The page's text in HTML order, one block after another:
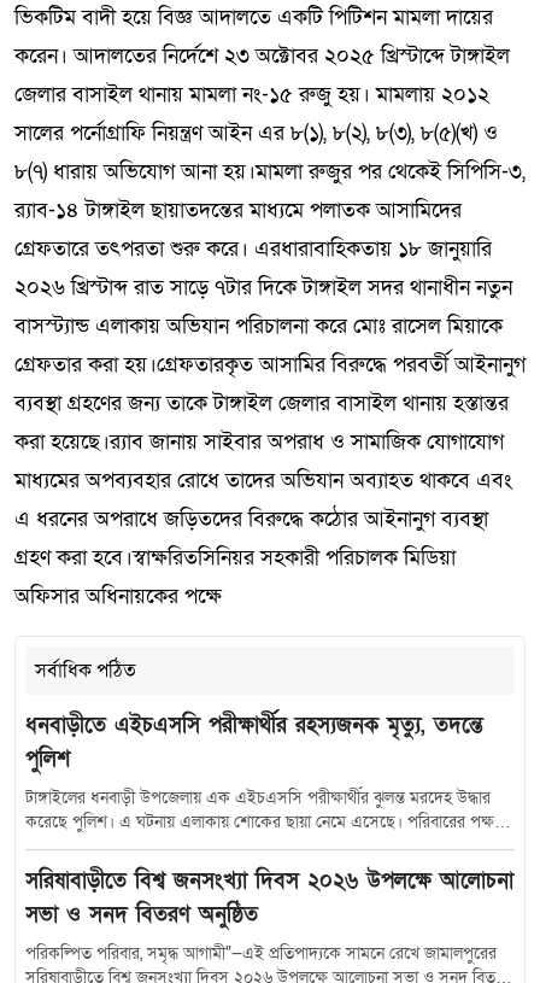
ভিকটিম বাদী হয়ে বিজ্ঞ আদালতে একটি পিটিশন মামলা দায়ের
করেন। আদালতের নির্দেশে ২৩ অক্টোবর ২০২৫ খ্রিস্টাব্দে টাঙ্গাইল
জেলার বাসাইল থানায় মামলা নং-১৫ রুজু হয়। মামলায় ২০১২
সালের পর্নোগ্রাফি নিয়ন্ত্রণ আইন এর ৮(১), ৮(২), ৮(৩), ৮(৫)(খ) ও
৮(৭) ধারায় অভিযোগ আনা হয়।মামলা রুজুর পর থেকেই সিপিসি-৩,
র‌্যাব-১৪ টাঙ্গাইল ছায়াতদন্তের মাধ্যমে পলাতক আসামিদের
গ্রেফতারে তৎপরতা শুরু করে। এরধারাবাহিকতায় ১৮ জানুয়ারি
২০২৬ খ্রিস্টাব্দ রাত সাড়ে ৭টার দিকে টাঙ্গাইল সদর থানাধীন নতুন
বাসস্ট্যান্ড এলাকায় অভিযান পরিচালনা করে মোঃ রাসেল মিয়াকে
গ্রেফতার করা হয়।গ্রেফতারকৃত আসামির বিরুদ্ধে পরবর্তী আইনানুগ
ব্যবস্থা গ্রহণের জন্য তাকে টাঙ্গাইল জেলার বাসাইল থানায় হস্তান্তর
করা হয়েছে।র‌্যাব জানায় সাইবার অপরাধ ও সামাজিক যোগাযোগ
মাধ্যমের অপব্যবহার রোধে তাদের অভিযান অব্যাহত থাকবে এবং
এ ধরনের অপরাধে জড়িতদের বিরুদ্ধে কঠোর আইনানুগ ব্যবস্থা
গ্রহণ করা হবে।স্বাক্ষরিতসিনিয়র সহকারী পরিচালক মিডিয়া
অফিসার অধিনায়কের পক্ষে
সর্বাধিক পঠিত
ধনবাড়ীতে এইচএসসি পরীক্ষার্থীর রহস্যজনক মৃত্যু, তদন্তে
পুলিশ
টাঙ্গাইলের ধনবাড়ী উপজেলায় এক এইচএসসি পরীক্ষার্থীর ঝুলন্ত মরদেহ উদ্ধার
করেছে পুলিশ। এ ঘটনায় এলাকায় শোকের ছায়া নেমে এসেছে। পরিবারের পক্ষ
থেকে প্রেমঘটিত বিষয়কে কেন্দ্র করে বিভিন্ন অভিযোগ তোলা হলেও, তদন্ত শেষ না
হওয়া পর্যন্ত সেগুলোর সত্যতা নিশ্চিত করেনি পুলিশ। স্থানীয় সূত্রে জানা যায়,
উপজেলার পাইস্কা ইউনিয়নের ধোকেরকুল গ্রামের বাসিন্দা মো. সুরুজ আলীর মেয়ে
এবং ধনবাড়ী সরকারি কলেজের এইচএসসি পরীক্ষার্থী (চার বোনের মধ্যে তৃতীয়)
দীর্ঘদিন ধরে ধনবাড়ী পৌরসভার বন্দ-টাকুরিয়া গ্রামের দুবাইপ্রবাসী মঞ্জু মিয়ার
ছেলে মো. মারুফ হোসেন শান্তর সঙ্গে সম্পর্কে জড়িত ছিলেন বলে পরিবারের দাবি।
সরিষাবাড়ীতে বিশ্ব জনসংখ্যা দিবস ২০২৬ উপলক্ষে আলোচনা
সভা ও সনদ বিতরণ অনুষ্ঠিত
পরিকল্পিত পরিবার, সমৃদ্ধ আগামী"—এই প্রতিপাদ্যকে সামনে রেখে জামালপুরের
সরিষাবাড়ীতে বিশ্ব জনসংখ্যা দিবস ২০২৬ উপলক্ষে আলোচনা সভা ও সনদ বিতরণ